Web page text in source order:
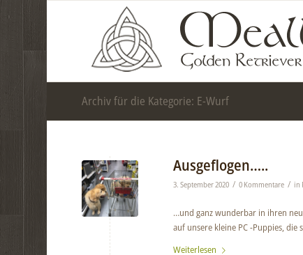
Archiv für die Kategorie: E-Wurf
Ausgeflogen…..
3. September 2020 / 0 Kommentare / in
…und ganz wunderbar in ihren
auf unsere kleine PC -Puppies,
Weiterlesen